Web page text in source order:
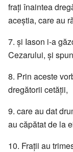
fraţi înaintea
aceştia, care au
7. şi Iason i-a
Cezarului, şi
8. Prin aceste
dregătorii cetăţii,
9. care au dat
au căpătat de la
10. Fraţii au